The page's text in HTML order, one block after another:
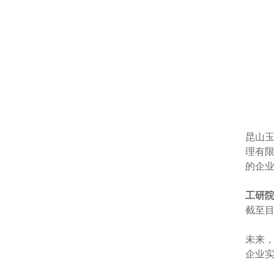
昆山
理有
的企
工研
截至
未来
企业